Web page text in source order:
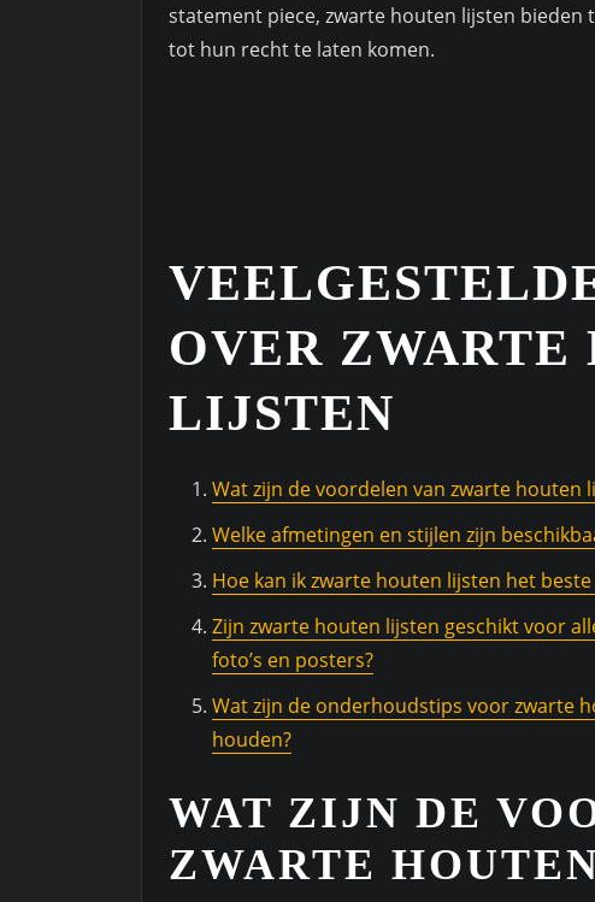
statement piece, zwarte houten lijsten bieden
tot hun recht te laten komen.
OVER ZWARTE
LIJSTEN
Wat zijn de voordelen van zwarte houten
Welke afmetingen en stijlen zijn
Hoe kan ik zwarte houten lijsten het
Zijn zwarte houten lijsten geschikt voor
foto’s en posters?
Wat zijn de onderhoudstips voor zwarte
houden?
WAT ZIJN DE
ZWARTE